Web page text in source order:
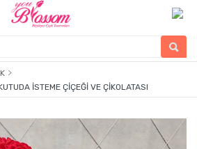
İSTEME ÇIÇEĞI VE ÇIKOLATASI